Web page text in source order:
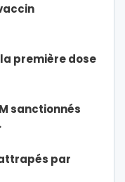
première dose
sanctionnés
par